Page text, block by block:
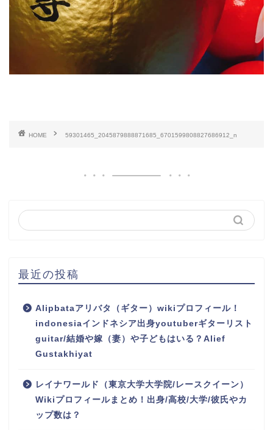
HOME 59301465_2045879888871685_6701599808827686912_n
最近の投稿
Alipbataアリバタ（ギター）wikiプロフィール！
indonesiaインドネシア出身youtuberギターリスト
guitar/結婚や嫁（妻）や子どもはいる？Alief
Gustakhiyat
レイナワールド（東京大学大学院/レースクイーン）
Wikiプロフィールまとめ！出身/高校/大学/彼氏やカ
ップ数は？